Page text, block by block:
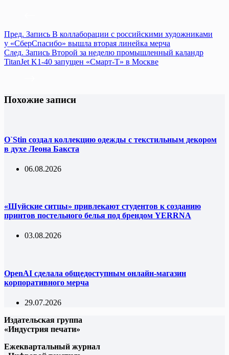
Пред. Запись В коллаборации с российскими художниками
у «СберСпасибо» вышла вторая линейка мерча
След. Запись Второй за неделю промышленный каландр
TitanJet K1-40 запущен «Смарт-Т» в Москве
Похожие записи
O`Stin создал коллекцию одежды с текстильным декором
в духе Леона Бакста
06.08.2026
«Шуйские ситцы» привлекают студентов к созданию
принтов постельного белья под брендом YERRNA
03.08.2026
OpenAI сделала общедоступным онлайн-магазин
корпоративного мерча
29.07.2026
Издательская группа
«Индустрия печати»
Ежеквартальный журнал